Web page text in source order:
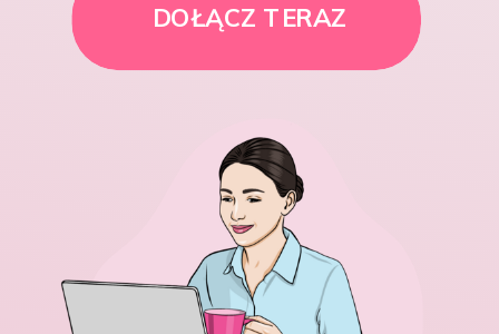
DOŁĄCZ TERAZ